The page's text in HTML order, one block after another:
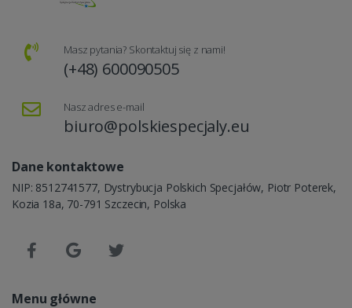
Masz pytania? Skontaktuj się z nami!
(+48) 600090505
Nasz adres e-mail
biuro@polskiespecjaly.eu
Dane kontaktowe
NIP: 8512741577, Dystrybucja Polskich Specjałów, Piotr Poterek,
Kozia 18a, 70-791 Szczecin, Polska
Menu główne